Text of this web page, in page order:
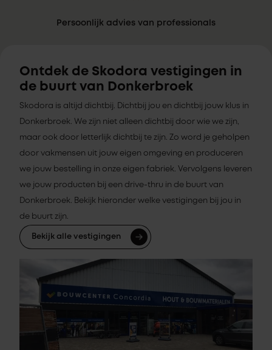
Persoonlijk advies van professionals
Ontdek de Skodora vestigingen in
de buurt van Donkerbroek
Skodora is altijd dichtbij. Dichtbij jou en dichtbij jouw klus in
Donkerbroek. We zijn niet alleen dichtbij door wie we zijn,
maar ook door letterlijk dichtbij te zijn. Zo word je geholpen
door vakmensen uit jouw eigen omgeving en produceren
we jouw bestelling in onze eigen fabriek. Vervolgens leveren
we jouw producten bij een drive-thru in de buurt van
Donkerbroek. Bekijk hieronder welke vestigingen bij jou in
de buurt zijn.
Bekijk alle vestigingen